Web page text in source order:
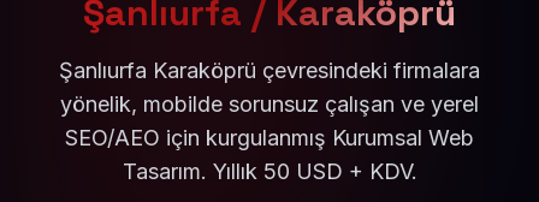
Şanlıurfa / Karaköprü
Şanlıurfa Karaköprü çevresindeki firmalara
yönelik, mobilde sorunsuz çalışan ve yerel
SEO/AEO için kurgulanmış Kurumsal Web
Tasarım. Yıllık 50 USD + KDV.